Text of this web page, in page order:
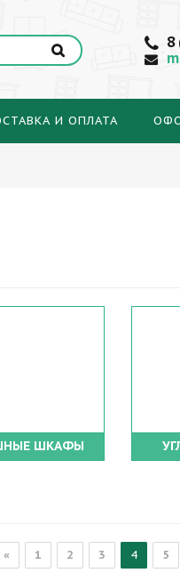
8
И ОПЛАТА
ШКАФЫ
« 1 2 3 4 5